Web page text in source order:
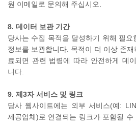
원 이메일로 문의해 주십시오.
8. 데이터 보관 기간
당사는 수집 목적을 달성하기 위해 필
정보를 보관합니다. 목적이 더 이상 존
료되면 관련 법령에 따라 안전하게 데
니다.
9. 제3자 서비스 및 링크
당사 웹사이트에는 외부 서비스(예:
제공업체)로 연결되는 링크가 포함될